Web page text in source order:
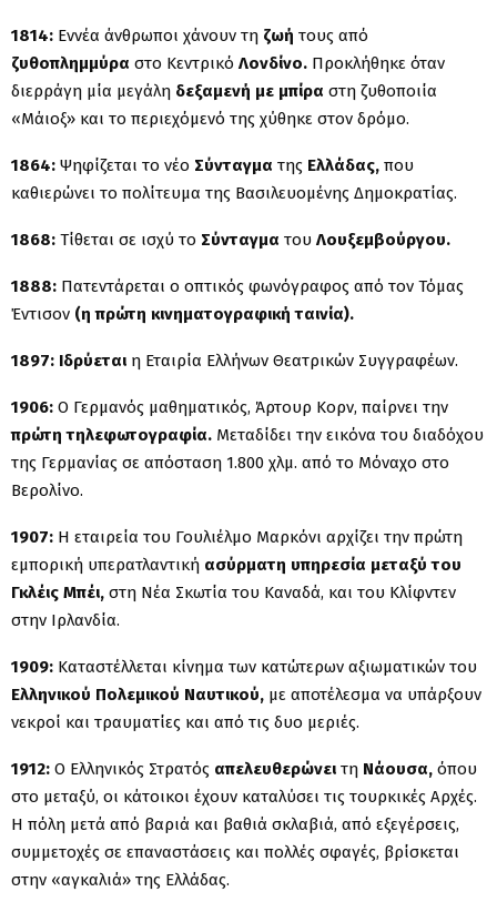
1814: Εννέα άνθρωποι χάνουν τη ζωή τους από
ζυθοπλημμύρα στο Κεντρικό Λονδίνο. Προκλήθηκε όταν
διερράγη μία μεγάλη δεξαμενή με μπίρα στη ζυθοποιία
«Μάιοξ» και το περιεχόμενό της χύθηκε στον δρόμο.
1864: Ψηφίζεται το νέο Σύνταγμα της Ελλάδας, που
καθιερώνει το πολίτευμα της Βασιλευομένης Δημοκρατίας.
1868: Τίθεται σε ισχύ το Σύνταγμα του Λουξεμβούργου.
1888: Πατεντάρεται ο οπτικός φωνόγραφος από τον Τόμας
Έντισον (η πρώτη κινηματογραφική ταινία).
1897: Ιδρύεται η Εταιρία Ελλήνων Θεατρικών Συγγραφέων.
1906: Ο Γερμανός μαθηματικός, Άρτουρ Κορν, παίρνει την
πρώτη τηλεφωτογραφία. Μεταδίδει την εικόνα του διαδόχου
της Γερμανίας σε απόσταση 1.800 χλμ. από το Μόναχο στο
Βερολίνο.
1907: Η εταιρεία του Γουλιέλμο Μαρκόνι αρχίζει την πρώτη
εμπορική υπερατλαντική ασύρματη υπηρεσία μεταξύ του
Γκλέις Μπέι, στη Νέα Σκωτία του Καναδά, και του Κλίφντεν
στην Ιρλανδία.
1909: Καταστέλλεται κίνημα των κατώτερων αξιωματικών του
Ελληνικού Πολεμικού Ναυτικού, με αποτέλεσμα να υπάρξουν
νεκροί και τραυματίες και από τις δυο μεριές.
1912: Ο Ελληνικός Στρατός απελευθερώνει τη Νάουσα, όπου
στο μεταξύ, οι κάτοικοι έχουν καταλύσει τις τουρκικές Αρχές.
Η πόλη μετά από βαριά και βαθιά σκλαβιά, από εξεγέρσεις,
συμμετοχές σε επαναστάσεις και πολλές σφαγές, βρίσκεται
στην «αγκαλιά» της Ελλάδας.